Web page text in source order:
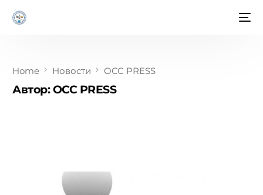
Home Новости OCC PRESS
Автор:OCC PRESS